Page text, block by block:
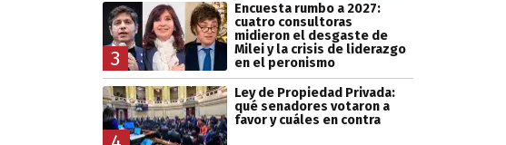
3
Encuesta rumbo a 2027:
cuatro consultoras
midieron el desgaste de
Milei y la crisis de liderazgo
en el peronismo
Ley de Propiedad Privada:
qué senadores votaron a
favor y cuáles en contra